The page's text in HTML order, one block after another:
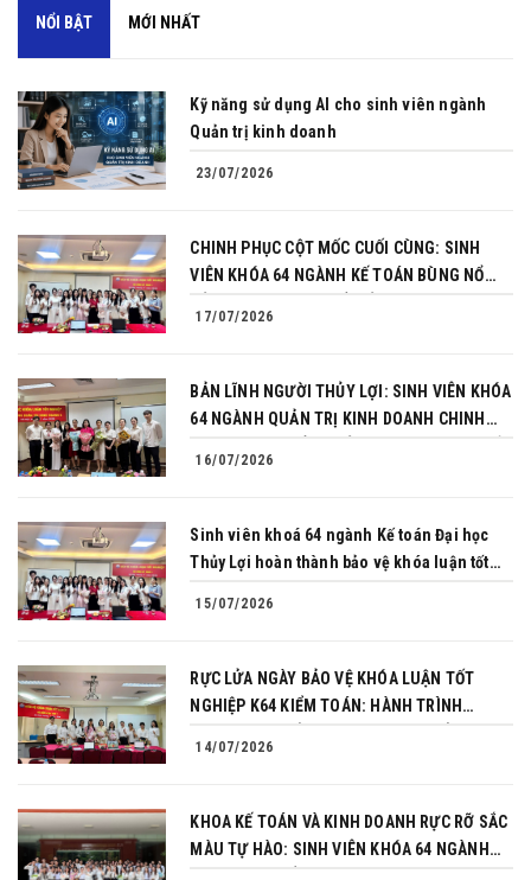
NỔI BẬT MỚI NHẤT
Kỹ năng sử dụng AI cho sinh viên ngành
Quản trị kinh doanh
23/07/2026
CHINH PHỤC CỘT MỐC CUỐI CÙNG: SINH
VIÊN KHÓA 64 NGÀNH KẾ TOÁN BÙNG NỔ
TỐT NGHIỆP
17/07/2026
BẢN LĨNH NGƯỜI THỦY LỢI: SINH VIÊN KHÓA
64 NGÀNH QUẢN TRỊ KINH DOANH CHINH
NGHIỆP
16/07/2026
Sinh viên khoá 64 ngành Kế toán Đại học
Thủy Lợi hoàn thành bảo vệ khóa luận tốt
15/07/2026
RỰC LỬA NGÀY BẢO VỆ KHÓA LUẬN TỐT
NGHIỆP K64 KIỂM TOÁN: HÀNH TRÌNH
PHONG
14/07/2026
KHOA KẾ TOÁN VÀ KINH DOANH RỰC RỠ SẮC
MÀU TỰ HÀO: SINH VIÊN KHÓA 64 NGÀNH